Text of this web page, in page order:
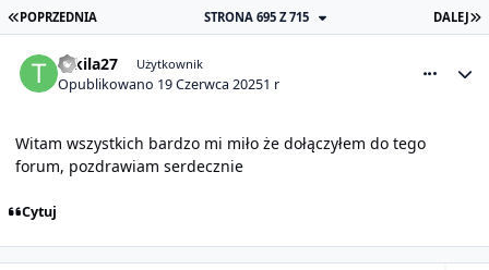
PIERWSZA STRONA
POPRZEDNIA DALEJ
STRONA 695 Z 715
tekila27 Użytkownik
Opublikowano 19 Czerwca 20251 r
Witam wszystkich bardzo mi miło że dołączyłem do tego
forum, pozdrawiam serdecznie
Cytuj